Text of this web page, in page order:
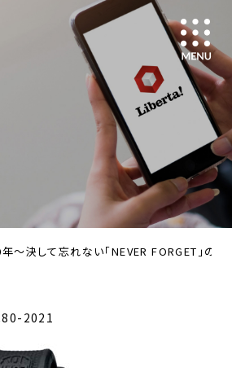
～決して忘れない「NEVER FORGET」
2021